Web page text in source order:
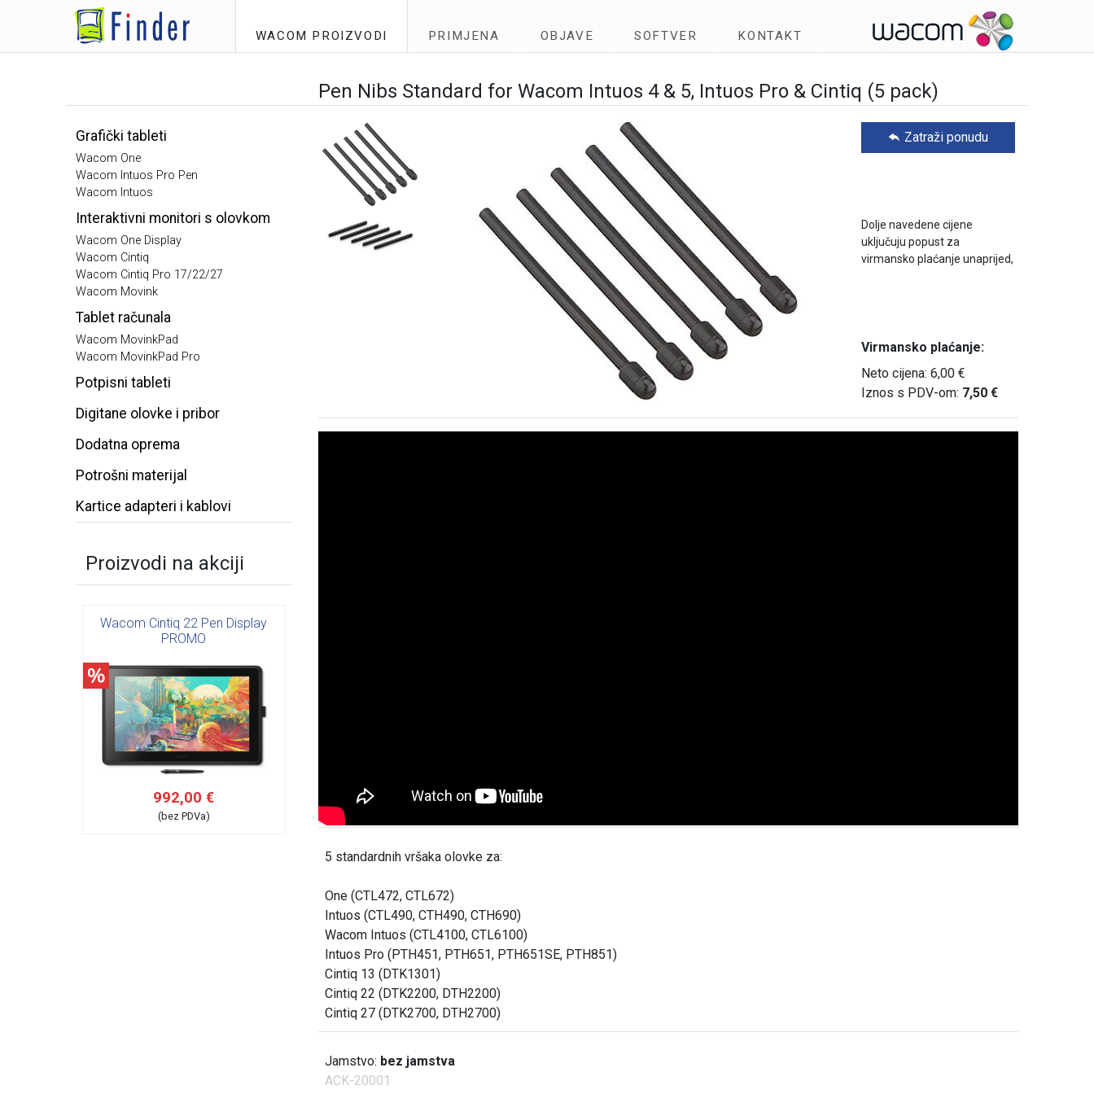
WACOM PROIZVODI PRIMJENA OBJAVE SOFTVER KONTAKT
Grafički tableti
Wacom One
Wacom Intuos Pro Pen
Wacom Intuos
Interaktivni monitori s olovkom
Wacom One Display
Wacom Cintiq
Wacom Cintiq Pro 17/22/27
Wacom Movink
Tablet računala
Wacom MovinkPad
Wacom MovinkPad Pro
Potpisni tableti
Digitane olovke i pribor
Dodatna oprema
Potrošni materijal
Kartice adapteri i kablovi
Proizvodi na akciji
Wacom Cintiq 22 Pen Display
PROMO
992,00 €
(bez PDVa)
Pen Nibs Standard for Wacom Intuos 4 & 5, Intuos Pro & Cintiq (5 pack)
Zatraži ponudu
Dolje navedene cijene
uključuju popust za
virmansko plaćanje unaprijed,
Virmansko plaćanje:
Neto cijena: 6,00 €
Iznos s PDV-om: 7,50 €
5 standardnih vršaka olovke za:
One (CTL472, CTL672)
Intuos (CTL490, CTH490, CTH690)
Wacom Intuos (CTL4100, CTL6100)
Intuos Pro (PTH451, PTH651, PTH651SE, PTH851)
Cintiq 13 (DTK1301)
Cintiq 22 (DTK2200, DTH2200)
Cintiq 27 (DTK2700, DTH2700)
Jamstvo: bez jamstva
ACK-20001